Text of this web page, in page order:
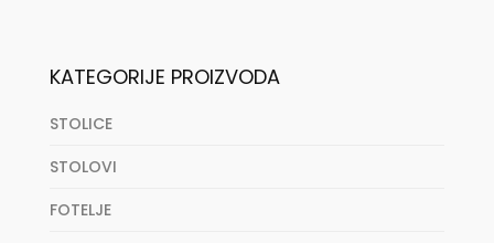
KATEGORIJE PROIZVODA
STOLICE
STOLOVI
FOTELJE